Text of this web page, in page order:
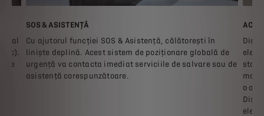
SOS & ASISTENȚĂ
Cu ajutorul funcției SOS & Asistență, călătorești în
liniște deplină. Acest sistem de poziționare globală de
urgență va contacta imediat serviciile de salvare sau de
asistență corespunzătoare.
Din
o